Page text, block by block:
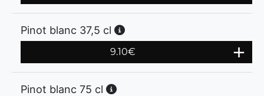
Pinot blanc 37,5 cl
9.10€
Pinot blanc 75 cl